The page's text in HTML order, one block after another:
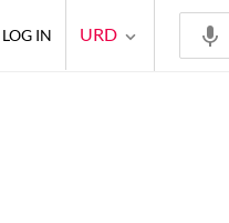
URD
LOG IN